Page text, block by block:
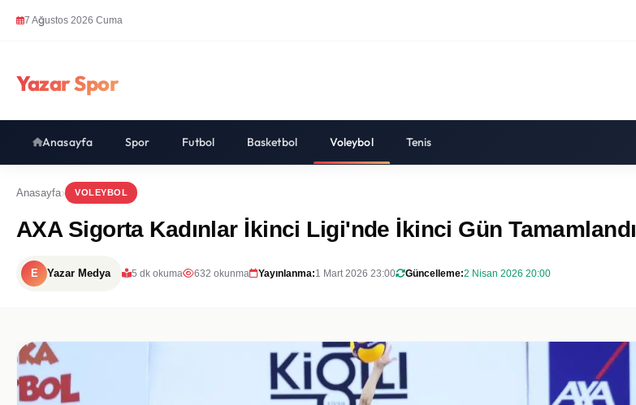
7 Ağustos 2026 Cuma
Yazar Spor
Anasayfa Spor Futbol Basketbol Voleybol Tenis
Anasayfa VOLEYBOL
AXA Sigorta Kadınlar İkinci Ligi'nde İkinci Gün Tamamlandı
E Yazar Medya 5 dk okuma 632 okunma Yayınlanma:1 Mart 2026 23:00 Güncelleme:2 Nisan 2026 20:00